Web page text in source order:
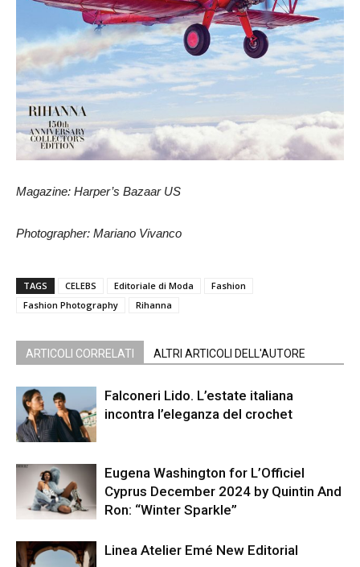
Magazine: Harper’s Bazaar US
Photographer: Mariano Vivanco
TAGS CELEBS Editoriale di Moda
Fashion
Fashion Photography
Rihanna
ARTICOLI CORRELATI ALTRI ARTICOLI DELL'AUTORE
Falconeri Lido. L’estate italiana
incontra l’eleganza del crochet
Eugena Washington for L’Officiel
Cyprus December 2024 by Quintin And
Ron: “Winter Sparkle”
Linea Atelier Emé New Editorial